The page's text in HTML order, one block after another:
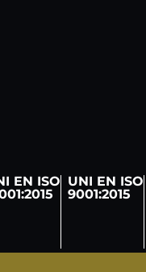
EN ISO UNI EN ISO
9001:2015